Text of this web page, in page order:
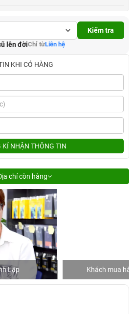
Kiểm tra
lên đờiChỉ từLiên hệ
KHI CÓ HÀNG
KÍ NHẬN THÔNG TIN
chỉ còn hàng
Lập Khách mua